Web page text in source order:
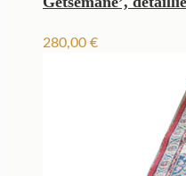
280,00 €